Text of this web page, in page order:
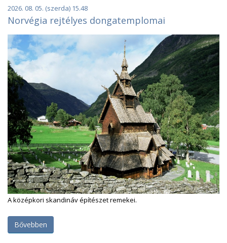
2026. 08. 05. (szerda) 15.48
Norvégia rejtélyes dongatemplomai
A középkori skandináv építészet remekei.
Bővebben